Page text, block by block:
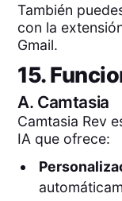
También
con la
Gmail.
15.
A. Camtasia
Camtasia Rev
IA que ofrece: